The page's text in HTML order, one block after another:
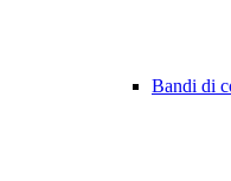
Bandi di